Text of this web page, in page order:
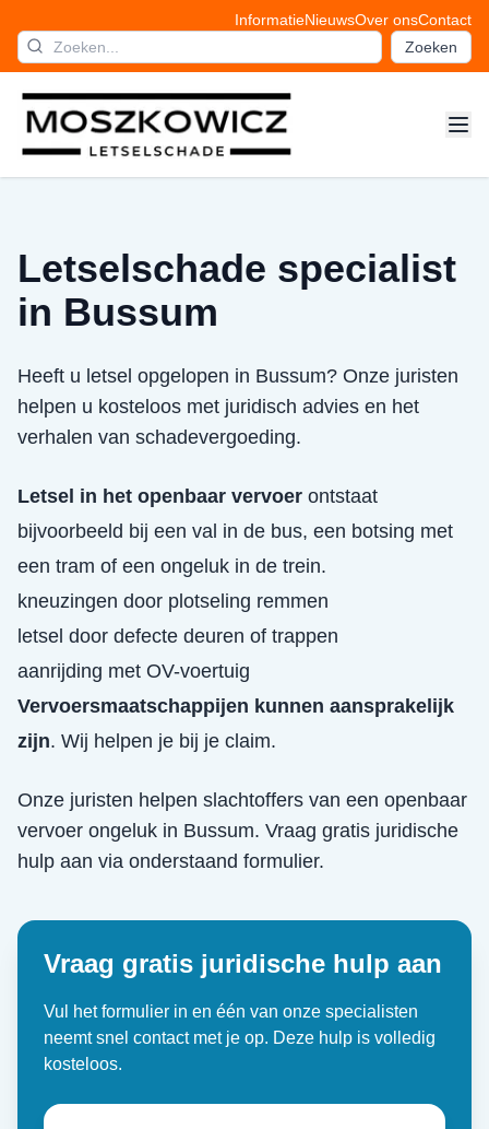
InformatieNieuwsOver onsContact
Zoeken
Letselschade specialist
in Bussum
Heeft u letsel opgelopen in Bussum? Onze juristen
helpen u kosteloos met juridisch advies en het
verhalen van schadevergoeding.
Letsel in het openbaar vervoer ontstaat
bijvoorbeeld bij een val in de bus, een botsing met
een tram of een ongeluk in de trein.
kneuzingen door plotseling remmen
letsel door defecte deuren of trappen
aanrijding met OV-voertuig
Vervoersmaatschappijen kunnen aansprakelijk
zijn. Wij helpen je bij je claim.
Onze juristen helpen slachtoffers van een openbaar
vervoer ongeluk in Bussum. Vraag gratis juridische
hulp aan via onderstaand formulier.
Vraag gratis juridische hulp aan
Vul het formulier in en één van onze specialisten
neemt snel contact met je op. Deze hulp is volledig
kosteloos.